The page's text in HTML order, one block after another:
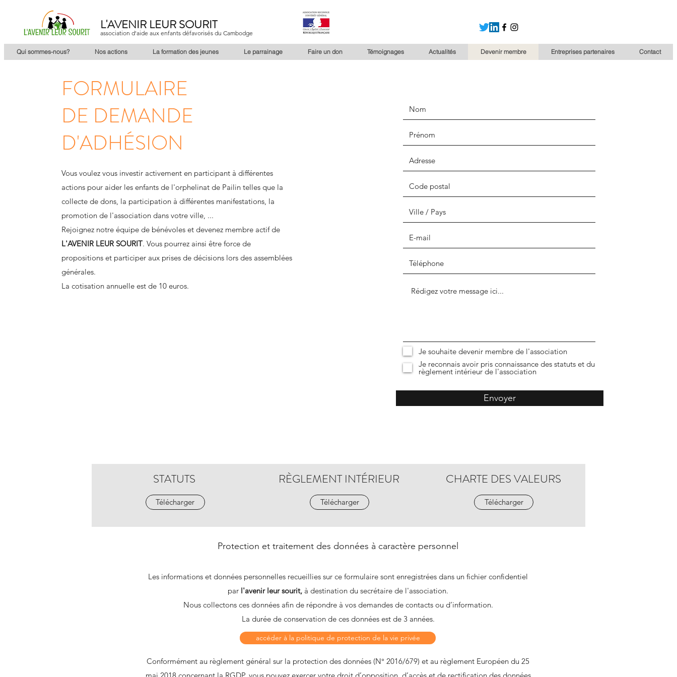
L'AVENIR LEUR SOURIT
association d'aide aux enfants défavorisés du Cambodge
Qui sommes-nous? Nos actions La formation des jeunes Le parrainage Faire un don Témoignages Actualités Devenir membre Entreprises partenaires Contact
STATUTS
Télécharger
RÈGLEMENT INTÉRIEUR
Télécharger
CHARTE DES VALEURS
Télécharger
FORMULAIRE
DE DEMANDE
D'ADHÉSION
Vous voulez vous investir activement en participant à différentes
actions pour aider les enfants de l'orphelinat de Pailin telles que la
collecte de dons, la participation à différentes manifestations, la
promotion de l'association dans votre ville, ...
Rejoignez notre équipe de bénévoles et devenez membre actif de
L'AVENIR LEUR SOURIT. Vous pourrez ainsi être force de
propositions et participer aux prises de décisions lors des assemblées
générales.
La cotisation annuelle est de 10 euros.
Je souhaite devenir membre de l'association
Je reconnais avoir pris connaissance des statuts et du
règlement intérieur de l'association
Envoyer
Protection et traitement des données à caractère personnel
Les informations et données personnelles recueillies sur ce formulaire sont enregistrées dans un fichier confidentiel
par l'avenir leur sourit, à destination du secrétaire de l'association.
Nous collectons ces données afin de répondre à vos demandes de contacts ou d’information.
La durée de conservation de ces données est de 3 années.
Conformément au règlement général sur la protection des données (N° 2016/679) et au règlement Européen du 25
accéder à la politique de protection de la vie privée